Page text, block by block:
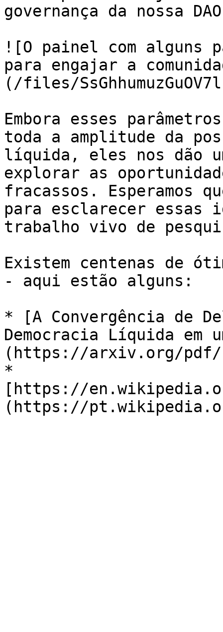
governança da nossa
![O painel com alguns
para engajar a
(/files/
Embora esses
toda a amplitude da
líquida, eles nos dão
explorar as
fracassos. Esperamos
para esclarecer essas
trabalho vivo de
Existem centenas de
- aqui estão alguns:
* [A Convergência de
Democracia Líquida em
(https://arxiv.org/pdf/
*
[https://